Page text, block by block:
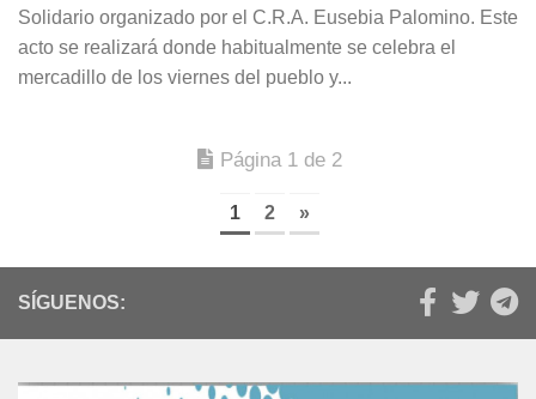
Solidario organizado por el C.R.A. Eusebia Palomino. Este
acto se realizará donde habitualmente se celebra el
mercadillo de los viernes del pueblo y...
Página 1 de 2
1 2 »
SÍGUENOS: